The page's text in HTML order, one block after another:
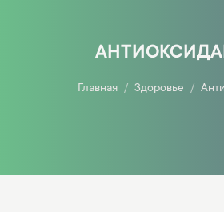
Главная Здоровье